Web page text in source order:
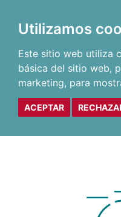
Utilizamos
Este sitio web utiliza
básica del sitio web,
marketing, para
ACEPTAR